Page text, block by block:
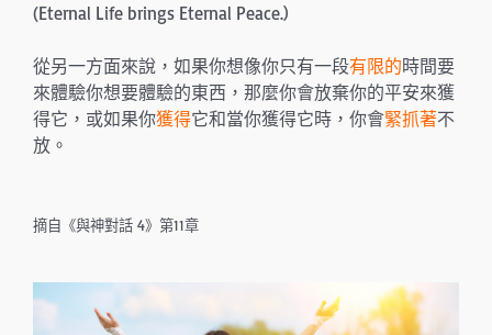
(Eternal Life brings Eternal Peace.)
從另一方面來說，如果你想像你只有一段有限的時間要
來體驗你想要體驗的東西，那麼你會放棄你的平安來獲
得它，或如果你獲得它和當你獲得它時，你會緊抓著不
放。
摘自《與神對話 4》第11章